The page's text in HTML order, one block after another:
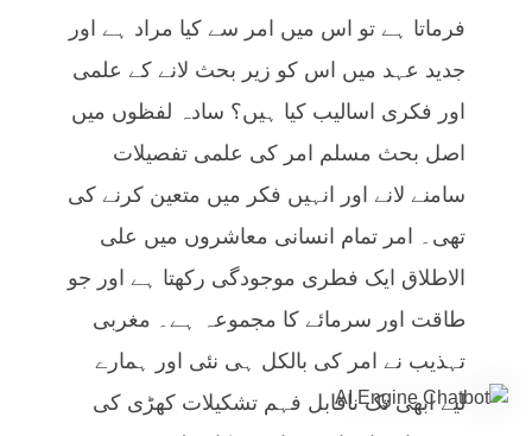
فرماتا ہے تو اس میں امر سے کیا مراد ہے اور
جدید عہد میں اس کو زیر بحث لانے کے علمی
اور فکری اسالیب کیا ہیں؟ سادہ لفظوں میں
اصل بحث مسلم امر کی علمی تفصیلات
سامنے لانے اور انہیں فکر میں متعین کرنے کی
تھی۔ امر تمام انسانی معاشروں میں علی
الاطلاق ایک فطری موجودگی رکھتا ہے اور جو
طاقت اور سرمائے کا مجموعہ ہے۔ مغربی
تہذیب نے امر کی بالکل ہی نئی اور ہمارے
لیے ابھی تک ناقابل فہم تشکیلات کھڑی کی